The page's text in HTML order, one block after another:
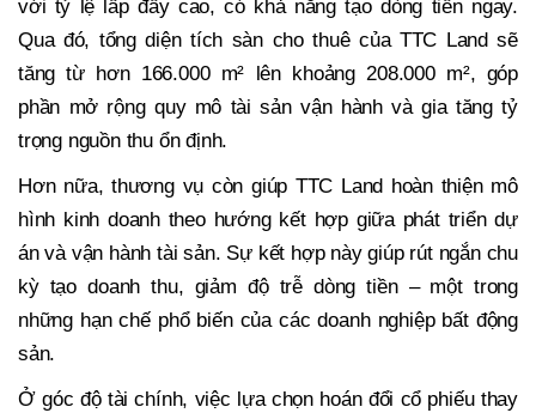
với tỷ lệ lấp đầy cao, có khả năng tạo dòng tiền ngay.
Qua đó, tổng diện tích sàn cho thuê của TTC Land sẽ
tăng từ hơn 166.000 m² lên khoảng 208.000 m², góp
phần mở rộng quy mô tài sản vận hành và gia tăng tỷ
trọng nguồn thu ổn định.
Hơn nữa, thương vụ còn giúp TTC Land hoàn thiện mô
hình kinh doanh theo hướng kết hợp giữa phát triển dự
án và vận hành tài sản. Sự kết hợp này giúp rút ngắn chu
kỳ tạo doanh thu, giảm độ trễ dòng tiền – một trong
những hạn chế phổ biến của các doanh nghiệp bất động
sản.
Ở góc độ tài chính, việc lựa chọn hoán đổi cổ phiếu thay